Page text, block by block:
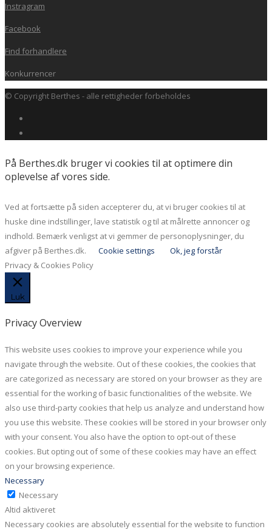
Instragram
Facebook
Find forhandlere
Konkurrencer
© Copyright Berthes - alle rettigheder forbeholdes
På Berthes.dk bruger vi cookies til at optimere din
oplevelse af vores side.
Ved at fortsætte på siden accepterer du, at vi bruger cookies til at
huske dine indstillinger, lave statistik og til at målrette annoncer og
indhold. Bemærk venligst at vi gemmer de personoplysninger, du
afgiver på Berthes.dk.
Cookie settings
Ok, jeg forstår
Privacy & Cookies Policy
Luk
Privacy Overview
This website uses cookies to improve your experience while you
navigate through the website. Out of these cookies, the cookies that
are categorized as necessary are stored on your browser as they are
essential for the working of basic functionalities of the website. We
also use third-party cookies that help us analyze and understand how
you use this website. These cookies will be stored in your browser only
with your consent. You also have the option to opt-out of these
cookies. But opting out of some of these cookies may have an effect
on your browsing experience.
Necessary
Necessary
Altid aktiveret
Necessary cookies are absolutely essential for the website to function